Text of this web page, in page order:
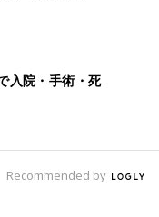
入院・手術・死
Recommended by